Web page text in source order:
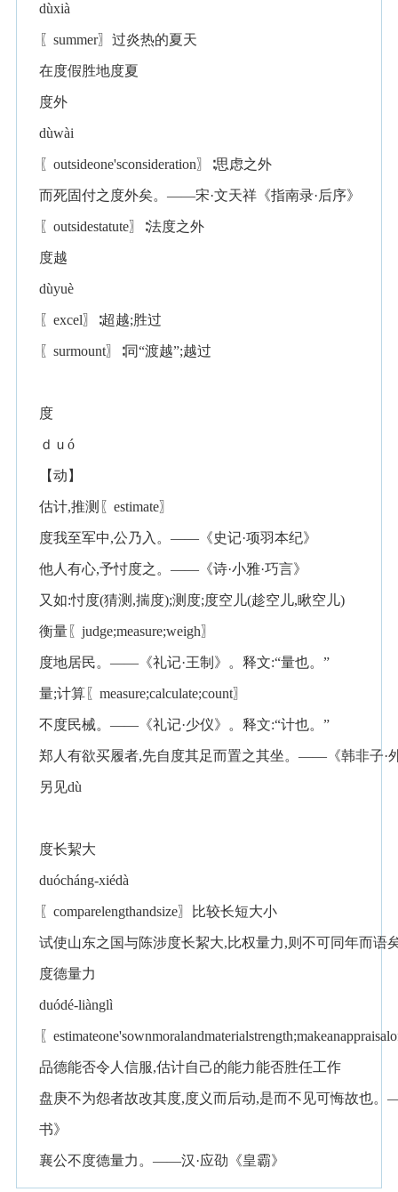
dùxià
〖summer〗过炎热的夏天
在度假胜地度夏
度外
dùwài
〖outsideone'sconsideration〗∶思虑之外
而死固付之度外矣。——宋·文天祥《指南录·后序》
〖outsidestatute〗∶法度之外
度越
dùyuè
〖excel〗∶超越;胜过
〖surmount〗∶同“渡越”;越过
度
ｄｕó
【动】
估计,推测〖estimate〗
度我至军中,公乃入。——《史记·项羽本纪》
他人有心,予忖度之。——《诗·小雅·巧言》
又如:忖度(猜测,揣度);测度;度空儿(趁空儿,瞅空儿)
衡量〖judge;measure;weigh〗
度地居民。——《礼记·王制》。释文:“量也。”
量;计算〖measure;calculate;count〗
不度民械。——《礼记·少仪》。释文:“计也。”
郑人有欲买履者,先自度其足而置之其坐。——《韩非子·
另见dù
度长絜大
duócháng-xiédà
〖comparelengthandsize〗比较长短大小
试使山东之国与陈涉度长絜大,比权量力,则不可同年而
度德量力
duódé-liànglì
〖
品德能否令人信服,估计自己的能力能否胜任工作
盘庚不为怨者故改其度,度义而后动,是而不见可悔故也
书》
襄公不度德量力。——汉·应劭《皇霸》